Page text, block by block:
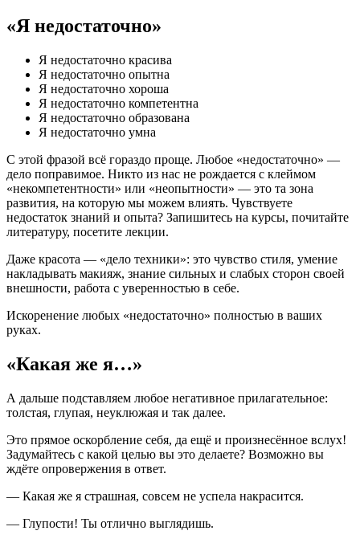
«Я недостаточно»
Я недостаточно красива
Я недостаточно опытна
Я недостаточно хороша
Я недостаточно компетентна
Я недостаточно образована
Я недостаточно умна
С этой фразой всё гораздо проще. Любое «недостаточно» —
дело поправимое. Никто из нас не рождается с клеймом
«некомпетентности» или «неопытности» — это та зона
развития, на которую мы можем влиять. Чувствуете
недостаток знаний и опыта? Запишитесь на курсы, почитайте
литературу, посетите лекции.
Даже красота — «дело техники»: это чувство стиля, умение
накладывать макияж, знание сильных и слабых сторон своей
внешности, работа с уверенностью в себе.
Искоренение любых «недостаточно» полностью в ваших
руках.
«Какая же я…»
А дальше подставляем любое негативное прилагательное:
толстая, глупая, неуклюжая и так далее.
Это прямое оскорбление себя, да ещё и произнесённое вслух!
Задумайтесь с какой целью вы это делаете? Возможно вы
ждёте опровержения в ответ.
— Какая же я страшная, совсем не успела накрасится.
— Глупости! Ты отлично выглядишь.